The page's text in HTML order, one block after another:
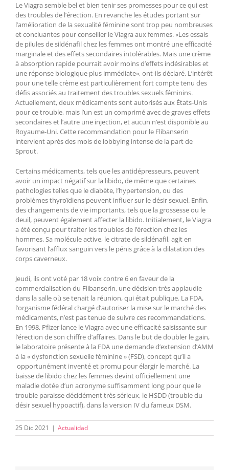
Le Viagra semble bel et bien tenir ses promesses pour ce qui est
des troubles de l’érection. En revanche les études portant sur
l’amélioration de la sexualité féminine sont trop peu nombreuses
et concluantes pour conseiller le Viagra aux femmes. «Les essais
de pilules de sildénafil chez les femmes ont montré une efficacité
marginale et des effets secondaires intolérables. Mais une crème
à absorption rapide pourrait avoir moins d’effets indésirables et
une réponse biologique plus immédiate», ont-ils déclaré. L’intérêt
pour une telle crème est particulièrement fort compte tenu des
défis associés au traitement des troubles sexuels féminins.
Actuellement, deux médicaments sont autorisés aux États-Unis
pour ce trouble, mais l’un est un comprimé avec de graves effets
secondaires et l’autre une injection, et aucun n’est disponible au
Royaume-Uni. Cette recommandation pour le Flibanserin
intervient après des mois de lobbying intense de la part de
Sprout.
Certains médicaments, tels que les antidépresseurs, peuvent
avoir un impact négatif sur la libido, de même que certaines
pathologies telles que le diabète, l’hypertension, ou des
problèmes thyroïdiens peuvent influer sur le désir sexuel. Enfin,
des changements de vie importants, tels que la grossesse ou le
deuil, peuvent également affecter la libido. Initialement, le Viagra
a été conçu pour traiter les troubles de l’érection chez les
hommes. Sa molécule active, le citrate de sildénafil, agit en
favorisant l’afflux sanguin vers le pénis grâce à la dilatation des
corps caverneux.
Jeudi, ils ont voté par 18 voix contre 6 en faveur de la
commercialisation du Flibanserin, une décision très applaudie
dans la salle où se tenait la réunion, qui était publique. La FDA,
l’organisme fédéral chargé d’autoriser la mise sur le marché des
médicaments, n’est pas tenue de suivre ces recommandations.
En 1998, Pfizer lance le Viagra avec une efficacité saisissante sur
l’érection de son chiffre d’affaires. Dans le but de doubler le gain,
le laboratoire présente à la FDA une demande d’extension d’AMM
à la « dysfonction sexuelle féminine » (FSD), concept qu’il a
opportunément inventé et promu pour élargir le marché. La
baisse de libido chez les femmes devint officiellement une
maladie dotée d’un acronyme suffisamment long pour que le
trouble paraisse décidément très sérieux, le HSDD (trouble du
désir sexuel hypoactif), dans la version IV du fameux DSM.
25 Dic 2021 | Actualidad